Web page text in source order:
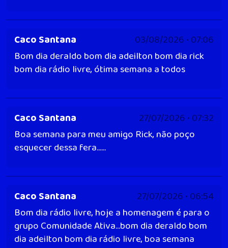
Caco Santana
03/08/2026 • 07:06
Bom dia deraldo bom dia adeilton bom dia rick
bom dia rádio livre, ótima semana a todos
Caco Santana
27/07/2026 • 07:32
Boa semana para meu amigo Rick, não poço
esquecer dessa fera......
Caco Santana
27/07/2026 • 06:54
Bom dia rádio livre, hoje a homenagem é para o
grupo Comunidade Ativa...bom dia deraldo bom
dia adeilton bom dia rádio livre, boa semana